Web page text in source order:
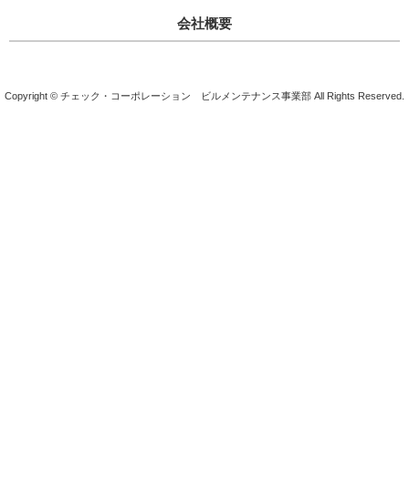
会社概要
Copyright © チェック・コーポレーション ビルメンテナンス事業部 All Rights Reserved.